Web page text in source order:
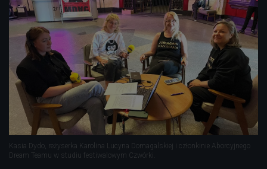
Kasia Dydo, reżyserka Karolina Lucyna Domagalskiej i członkinie Aborcyjnego
Dream Teamu w studiu festiwalowym Czwórki.